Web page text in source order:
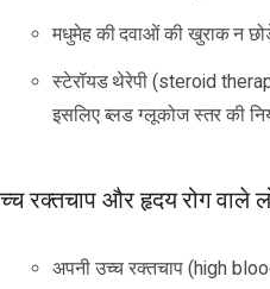
मधुमेह की दवाओं की खुराक न
स्टेरॉयड थेरेपी (steroid
इसलिए ब्लड ग्लूकोज स्तर की
रक्तचाप और हृदय रोग वाले
अपनी उच्च रक्तचाप (high